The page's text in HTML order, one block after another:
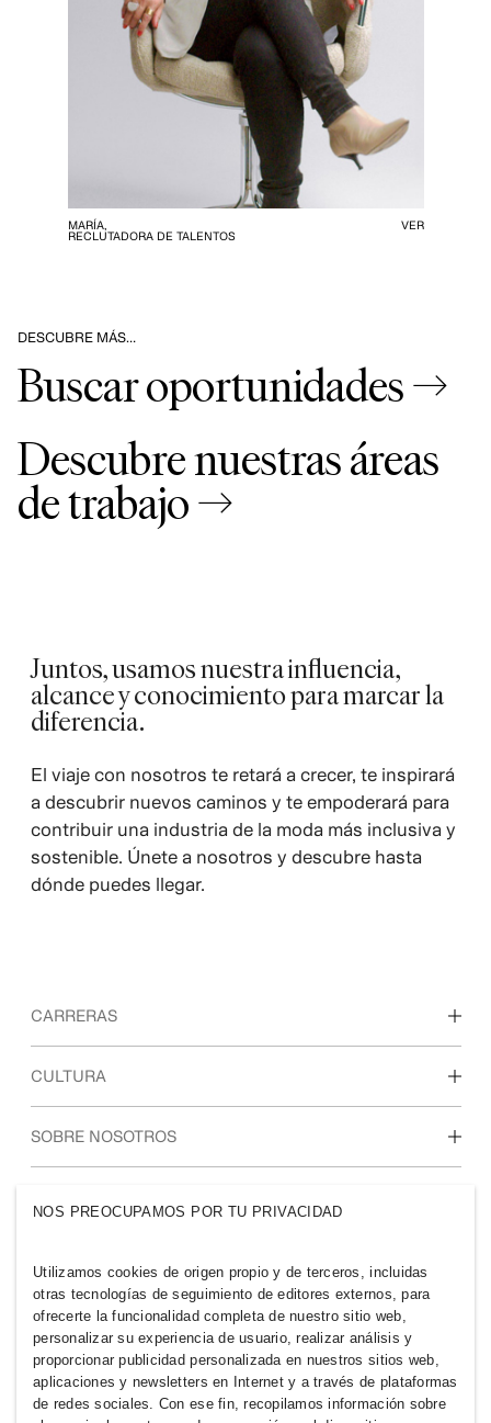
MARÍA,
RECLUTADORA DE TALENTOS
VER
DESCUBRE MÁS…
Buscar oportunidades →
Descubre nuestras áreas
de trabajo →
Juntos, usamos nuestra influencia,
alcance y conocimiento para marcar la
diferencia.
El viaje con nosotros te retará a crecer, te inspirará
a descubrir nuevos caminos y te empoderará para
contribuir una industria de la moda más inclusiva y
sostenible. Únete a nosotros y descubre hasta
dónde puedes llegar.
CARRERAS
Descubre nuestras áreas de trabajo
CULTURA
Nuestra cultura y beneficios
SOBRE NOSOTROS
Sostenibilidad
PANAMA
NOS PREOCUPAMOS POR TU PRIVACIDAD
Utilizamos cookies de origen propio y de terceros, incluidas
otras tecnologías de seguimiento de editores externos, para
ofrecerte la funcionalidad completa de nuestro sitio web,
personalizar su experiencia de usuario, realizar análisis y
proporcionar publicidad personalizada en nuestros sitios web,
aplicaciones y newsletters en Internet y a través de plataformas
de redes sociales. Con ese fin, recopilamos información sobre